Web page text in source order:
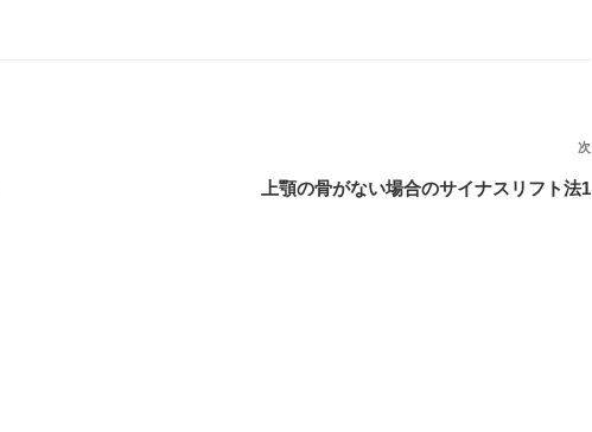
次
上顎の骨がない場合のサイナスリフト法1